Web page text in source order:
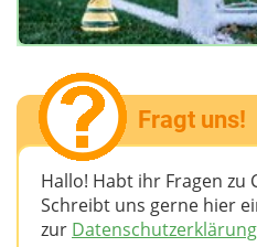
Fragt uns!
Hallo! Habt ihr Fragen
Schreibt uns gerne hier
zur